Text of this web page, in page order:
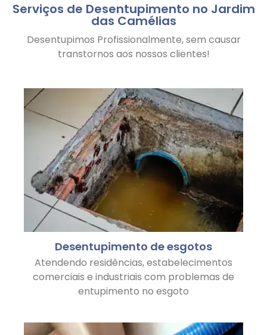
Serviços de Desentupimento no Jardim
das Camélias
Desentupimos Profissionalmente, sem causar
transtornos aos nossos clientes!
Desentupimento de esgotos
Atendendo residências, estabelecimentos
comerciais e industriais com problemas de
entupimento no esgoto